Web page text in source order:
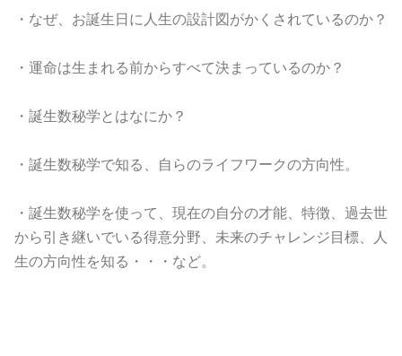
・なぜ、お誕生日に人生の設計図がかくされているのか？
・運命は生まれる前からすべて決まっているのか？
・誕生数秘学とはなにか？
・誕生数秘学で知る、自らのライフワークの方向性。
・誕生数秘学を使って、現在の自分の才能、特徴、過去世
から引き継いでいる得意分野、未来のチャレンジ目標、人
生の方向性を知る・・・など。